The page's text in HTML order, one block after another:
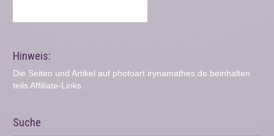
Hinweis:
Die Seiten und Artikel auf photoart.irynamathes.de beinhalten
teils Affiliate-Links.
Suche